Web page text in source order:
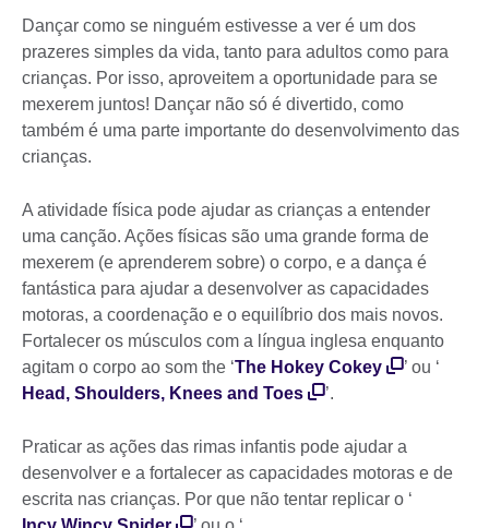
Dançar como se ninguém estivesse a ver é um dos
prazeres simples da vida, tanto para adultos como para
crianças. Por isso, aproveitem a oportunidade para se
mexerem juntos! Dançar não só é divertido, como
também é uma parte importante do desenvolvimento das
crianças.
A atividade física pode ajudar as crianças a entender
uma canção. Ações físicas são uma grande forma de
mexerem (e aprenderem sobre) o corpo, e a dança é
fantástica para ajudar a desenvolver as capacidades
motoras, a coordenação e o equilíbrio dos mais novos.
Fortalecer os músculos com a língua inglesa enquanto
agitam o corpo ao som the ‘The Hokey Cokey
’ ou ‘
Head, Shoulders, Knees and Toes
’.
Praticar as ações das rimas infantis pode ajudar a
desenvolver e a fortalecer as capacidades motoras e de
escrita nas crianças. Por que não tentar replicar o ‘